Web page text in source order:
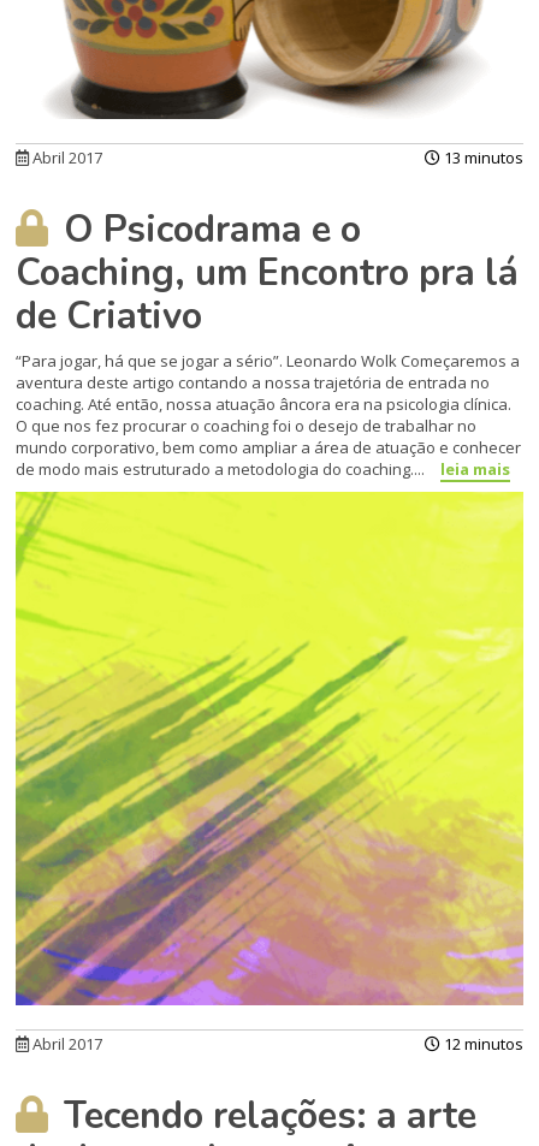
Abril 2017 13 minutos
O Psicodrama e o
Coaching, um Encontro pra lá
de Criativo
“Para jogar, há que se jogar a sério”. Leonardo Wolk Começaremos a
aventura deste artigo contando a nossa trajetória de entrada no
coaching. Até então, nossa atuação âncora era na psicologia clínica.
O que nos fez procurar o coaching foi o desejo de trabalhar no
mundo corporativo, bem como ampliar a área de atuação e conhecer
de modo mais estruturado a metodologia do coaching....
leia mais
Abril 2017 12 minutos
Tecendo relações: a arte